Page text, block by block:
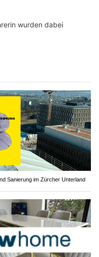
wurden dabei
Sanierung im Zürcher Unterland